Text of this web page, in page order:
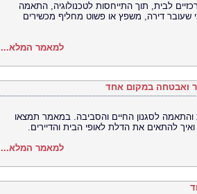
לבית, תוך התייחסות לטכנולוגיה, התאמה
שעובר דירה, משפץ או פשוט מחליף מכשירים
למאמר המלא...
ואבטחה במקום אחד
והתאמה לסגנון החיים והסביבה. במאמר תמצאו
להתאים את הדלת לאופי הבית והדיירים.
למאמר המלא...